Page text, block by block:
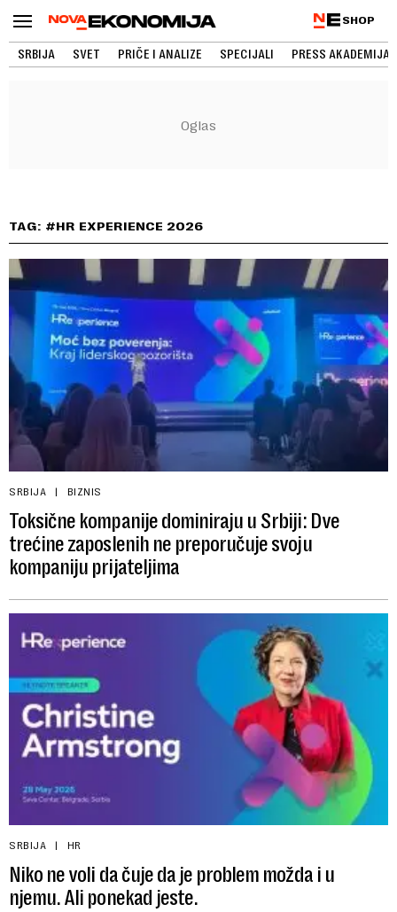
SHOP
SRBIJA SVET PRIČE I ANALIZE SPECIJALI PRESS AKADEMIJA
TAG: #HR EXPERIENCE 2026
SRBIJA BIZNIS
Toksične kompanije dominiraju u Srbiji: Dve
trećine zaposlenih ne preporučuje svoju
kompaniju prijateljima
SRBIJA HR
Niko ne voli da čuje da je problem možda i u
njemu. Ali ponekad jeste.